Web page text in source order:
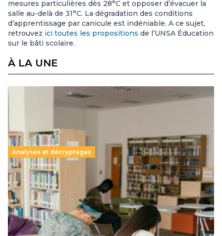
mesures particulières dès 28°C et opposer d’évacuer la
salle au-delà de 31°C. La dégradation des conditions
d’apprentissage par canicule est indéniable. A ce sujet,
retrouvez ici toutes les propositions de l’UNSA Éducation
sur le bâti scolaire.
À LA UNE
Analyses et décryptages
Supérieur privé : une dérive qui met à mal la
promesse républicaine
11 juillet 2026-
Le projet de loi sur la régulation de l’enseignement
supérieur privé met en lumière l’amplification d’un système
qui relègue l’acte pédagogique au superfétatoire, voire à…